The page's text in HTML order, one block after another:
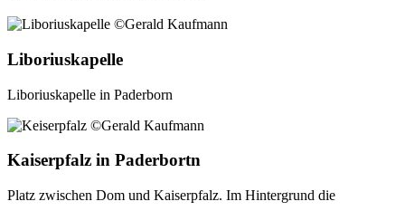
Liboriuskapelle
Liboriuskapelle in Paderborn
Kaiserpfalz in Paderbortn
Platz zwischen Dom und Kaiserpfalz. Im Hintergrund die